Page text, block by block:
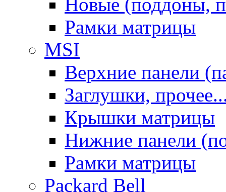
Рамки матрицы
MSI
Верхние панели
Заглушки,
Крышки матрицы
Нижние панели
Рамки матрицы
Packard Bell